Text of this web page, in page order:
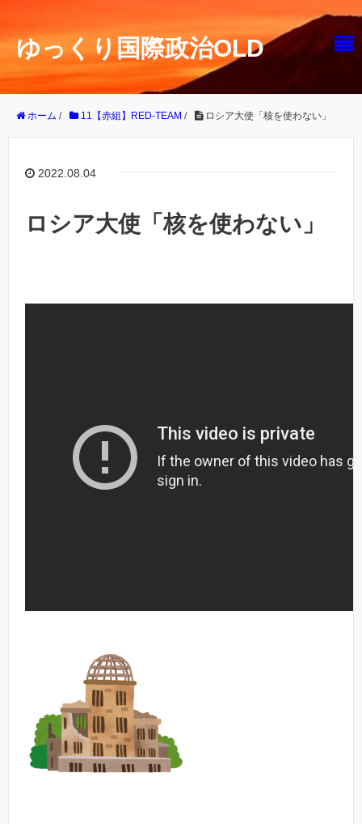
ゆっくり国際政治OLD
ホーム / 11【赤組】RED-TEAM / ロシア大使「核を使わない」
2022.08.04
ロシア大使「核を使わない」